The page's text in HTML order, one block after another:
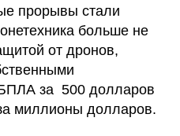
прорывы стали
больше не
от дронов,
за  500 долларов
миллионы долларов.